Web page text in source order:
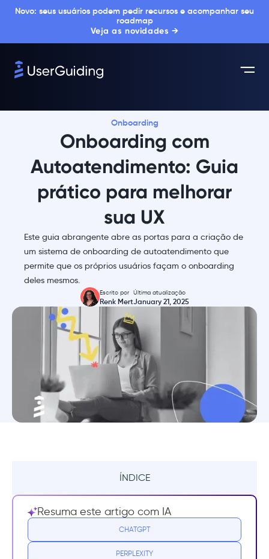
Novo: seus usuários podem pedir recursos e acompanhar seu
roadmap
Veja as novidades →
Onboarding
Onboarding com
Autoatendimento: Guia
prático para melhorar
sua UX
Este guia abrangente abre as portas para a criação de
um sistema de onboarding de autoatendimento que
permite que os próprios usuários façam o onboarding
deles mesmos.
Escrito por
Renk Mert
Última atualização
January 21, 2025
ÍNDICE
Resumo
O que é onboarding com
autoatendimento?
Resuma este artigo com IA
CHATGPT
PERPLEXITY